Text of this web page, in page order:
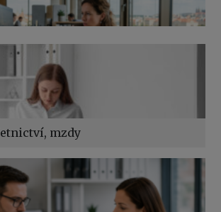
mzdy
v práci na straně zaměstnavatele
a zdravotní pojišťovny – jak na ně